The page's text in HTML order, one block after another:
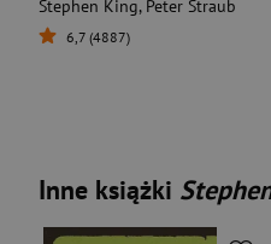
Stephen King, Peter Straub
6,7 (4887)
Inne książki